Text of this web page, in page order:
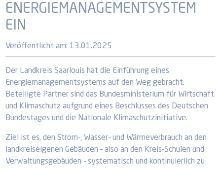
ENERGIEMANAGEMENTSYSTEM
EIN
Veröffentlicht am: 13.01.2025
Der Landkreis Saarlouis hat die Einführung eines
Energiemanagementsystems auf den Weg gebracht.
Beteiligte Partner sind das Bundesministerium für Wirtschaft
und Klimaschutz aufgrund eines Beschlusses des Deutschen
Bundestages und die Nationale Klimaschutzinitiative.
Ziel ist es, den Strom-, Wasser- und Wärmeverbrauch an den
landkreiseigenen Gebäuden – also an den Kreis-Schulen und
Verwaltungsgebäuden - systematisch und kontinuierlich zu